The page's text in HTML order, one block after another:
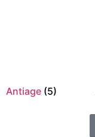
Antiage (5)